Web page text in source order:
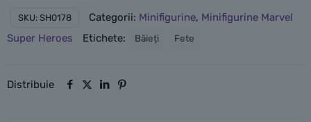
SKU: SH0178 Categorii: Minifigurine, Minifigurine Marvel
Super Heroes
Etichete: Băieți Fete
Distribuie